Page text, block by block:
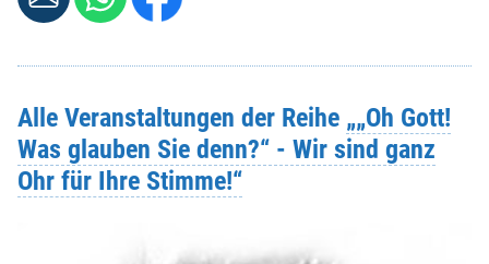
Alle Veranstaltungen der Reihe „„Oh Gott!
Was glauben Sie denn?“ - Wir sind ganz
Ohr für Ihre Stimme!“